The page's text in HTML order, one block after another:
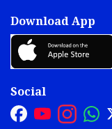
Download App
Social